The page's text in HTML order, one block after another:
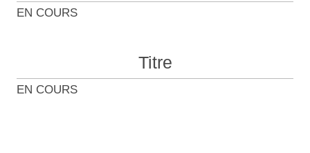
EN COURS
Titre
EN COURS